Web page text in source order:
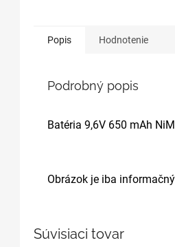
Popis Hodnotenie
Podrobný popis
Batéria 9,6V 650 mAh
Obrázok je iba
Súvisiaci tovar